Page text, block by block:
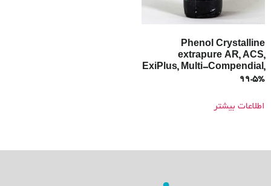
Phenol Crystalline
extrapure AR, ACS,
ExiPlus, Multi-Compendial,
99.5%
اطلاعات بیشتر